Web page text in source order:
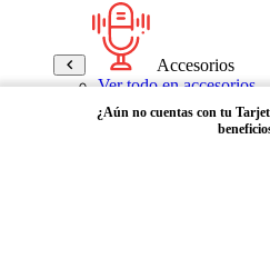
Accesorios
Ver todo en accesorios
Micrófonos
Bases
¿Aún no cuentas con tu